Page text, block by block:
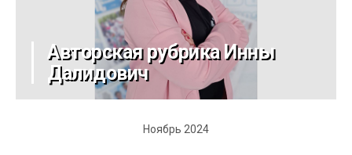
Авторская рубрика Инны
Далидович
Ноябрь 2024